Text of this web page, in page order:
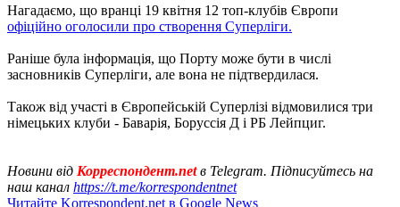
Нагадаємо, що вранці 19 квітня 12 топ-клубів Європи
офіційно оголосили про створення Суперліги.
Раніше була інформація, що Порту може бути в числі
засновників Суперліги, але вона не підтвердилася.
Також від участі в Європейській Суперлізі відмовилися три
німецьких клуби - Баварія, Боруссія Д і РБ Лейпциг.
Новини від Корреспондент.netв Telegram. Підписуйтесь на
наш канал https://t.me/korrespondentnet
Читайте Korrespondent.net в Google News